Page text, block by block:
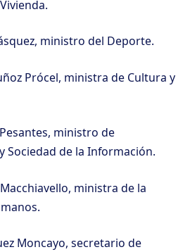
ministro del Deporte.
Prócel, ministra de Cultura y
ministro de
Sociedad de la Información.
ministra de la
Moncayo, secretario de